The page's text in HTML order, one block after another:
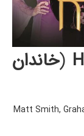
(خاندان